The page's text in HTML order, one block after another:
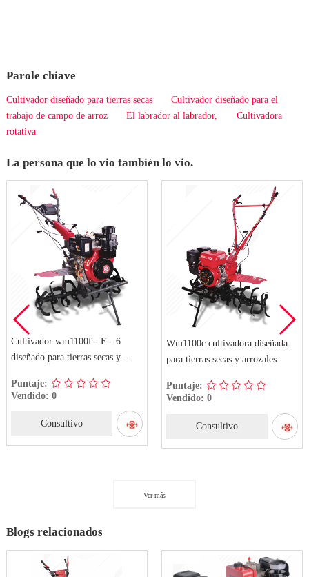
Parole chiave
Cultivador diseñado para tierras secas
Cultivador diseñado para el
trabajo de campo de arroz
El labrador al labrador,
Cultivadora
rotativa
La persona que lo vio también lo vio.
Cultivador wm1100f - E - 6
diseñado para tierras secas y
Puntaje:
Vendido: 0
Consultivo
Wm1100c cultivadora diseñada
para tierras secas y arrozales
Puntaje:
Vendido: 0
Consultivo
Ver más
Blogs relacionados